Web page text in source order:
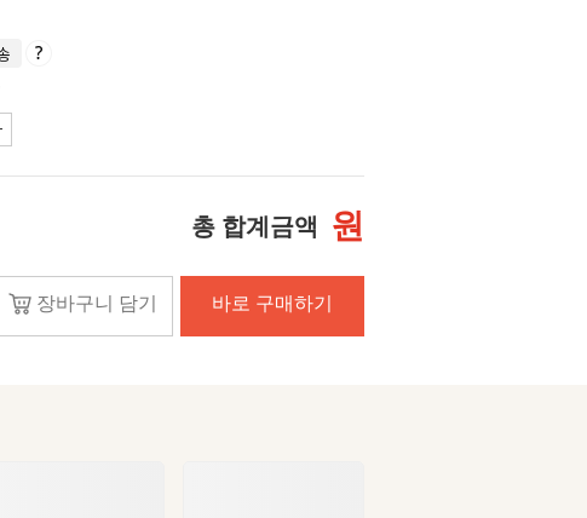
총 합계금액 원
장바구니 담기 바로 구매하기